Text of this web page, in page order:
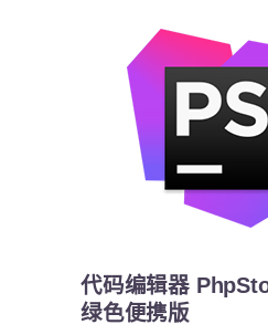
代码编辑器
绿色便携版